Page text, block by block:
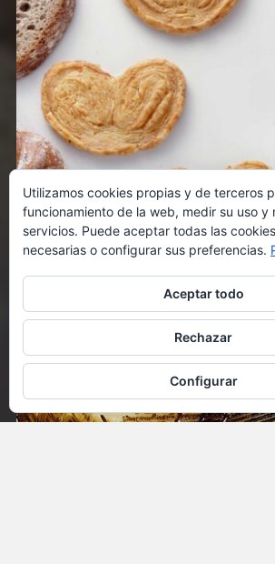
Utilizamos cookies propias y de terceros
funcionamiento de la web, medir su uso y
servicios. Puede aceptar todas las
necesarias o configurar sus preferencias.
Aceptar todo
Rechazar
Configurar